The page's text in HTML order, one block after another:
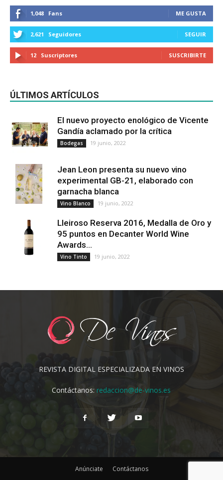
1,048 Fans ME GUSTA
2,621 Seguidores SEGUIR
12 Suscriptores SUSCRIBIRTE
ÚLTIMOS ARTÍCULOS
El nuevo proyecto enológico de Vicente
Gandía aclamado por la crítica
Bodegas 19 junio, 2022
Jean Leon presenta su nuevo vino
experimental GB-21, elaborado con
garnacha blanca
Vino Blanco 19 junio, 2022
Lleiroso Reserva 2016, Medalla de Oro y
95 puntos en Decanter World Wine
Awards...
Vino Tinto 19 junio, 2022
REVISTA DIGITAL ESPECIALIZADA EN VINOS
Contáctanos:redaccion@de-vinos.es
Anúnciate Contáctanos